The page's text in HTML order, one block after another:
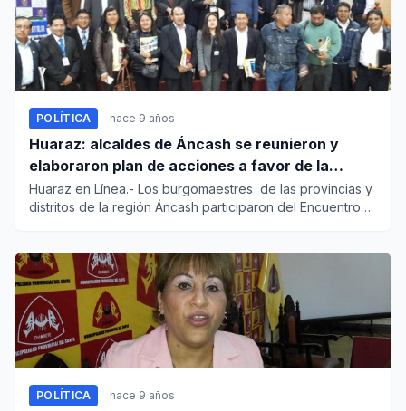
POLÍTICA hace 9 años
Huaraz: alcaldes de Áncash se reunieron y
elaboraron plan de acciones a favor de la
región
Huaraz en Línea.- Los burgomaestres de las provincias y
distritos de la región Áncash participaron del Encuentro
POLÍTICA hace 9 años